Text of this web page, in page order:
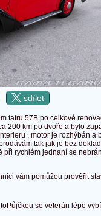
sdílet
tatru 57B po celkové
200 km po dvoře a bylo
, motor je rozhýbán
tak jak je bez
při rychlém jednaní se
vám pomůžou prověřit
se veterán lépe